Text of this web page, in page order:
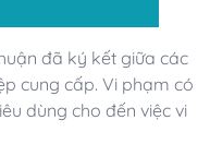
đã ký kết giữa các
cung cấp. Vi phạm có
dùng cho đến việc vi